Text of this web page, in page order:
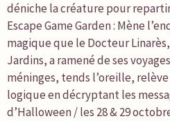
déniche la créature pour
Escape Game Garden : Mène
magique que le Docteur
Jardins, a ramené de ses
méninges, tends l’oreille,
logique en décryptant les
d’Halloween / les 28 & 29